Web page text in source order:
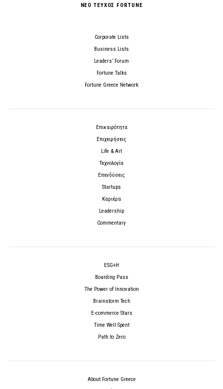
ΝΕΟ ΤΕΥΧΟΣ FORTUNE
Corporate Lists
Business Lists
Leaders’ Forum
Fortune Talks
Fortune Greece Network
Επικαιρότητα
Επιχειρήσεις
Life & Art
Τεχνολογία
Επενδύσεις
Startups
Καριέρα
Leadership
Commentary
ESG+H
Boarding Pass
The Power of Innovation
Brainstorm Tech
E-commerce Stars
Time Well Spent
Path to Zero
About Fortune Greece